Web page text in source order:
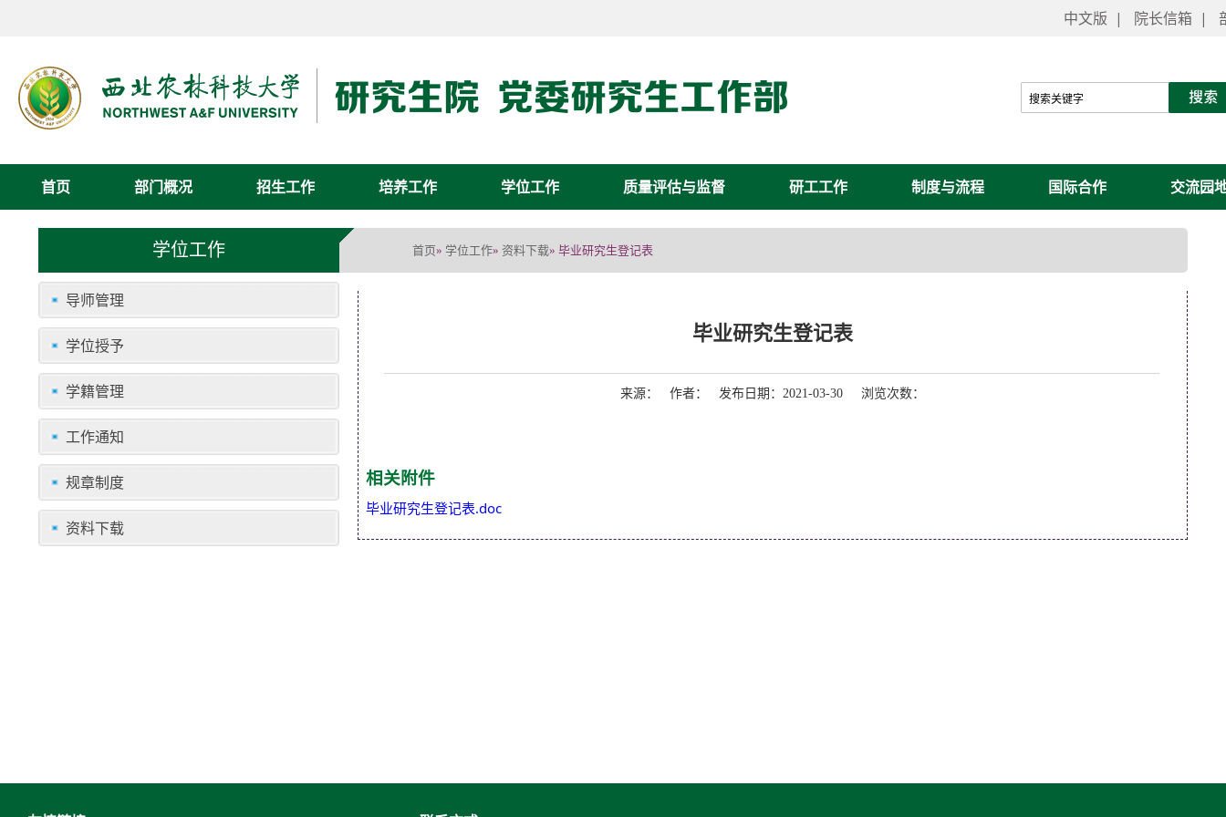
中文版 | 院长信箱 |
首页 部门概况 招生工作 培养工作 学位工作 质量评估与监督 研工工作 制度与流程 国际合作 交流园
学位工作 首页» 学位工作» 资料下载» 毕业研究生登记表
导师管理
学位授予
学籍管理
工作通知
规章制度
资料下载
毕业研究生登记表
来源： 作者： 发布日期：2021-03-30 浏览次数：
相关附件
毕业研究生登记表.doc